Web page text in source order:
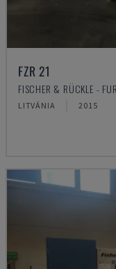
FZR 21
FISCHER & RÜCKLE -
LITVÁNIA 2015